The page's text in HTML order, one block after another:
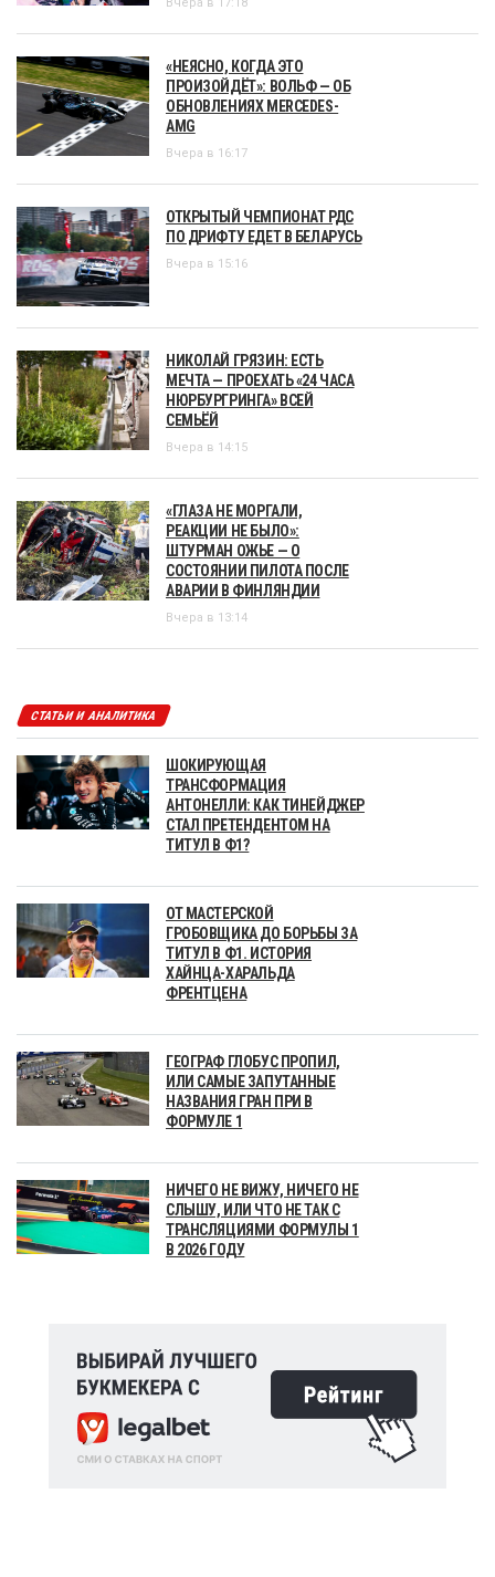
«НЕЯСНО, КОГДА ЭТО
ПРОИЗОЙДЁТ»: ВОЛЬФ — ОБ
ОБНОВЛЕНИЯХ MERCEDES-
AMG
Вчера в 16:17
ОТКРЫТЫЙ ЧЕМПИОНАТ РДС
ПО ДРИФТУ ЕДЕТ В БЕЛАРУСЬ
Вчера в 15:16
НИКОЛАЙ ГРЯЗИН: ЕСТЬ
МЕЧТА — ПРОЕХАТЬ «24 ЧАСА
НЮРБУРГРИНГА» ВСЕЙ
СЕМЬЁЙ
Вчера в 14:15
«ГЛАЗА НЕ МОРГАЛИ,
РЕАКЦИИ НЕ БЫЛО»:
ШТУРМАН ОЖЬЕ — О
СОСТОЯНИИ ПИЛОТА ПОСЛЕ
АВАРИИ В ФИНЛЯНДИИ
Вчера в 13:14
СТАТЬИ И АНАЛИТИКА
ШОКИРУЮЩАЯ
ТРАНСФОРМАЦИЯ
АНТОНЕЛЛИ: КАК ТИНЕЙДЖЕР
СТАЛ ПРЕТЕНДЕНТОМ НА
ТИТУЛ В Ф1?
ОТ МАСТЕРСКОЙ
ГРОБОВЩИКА ДО БОРЬБЫ ЗА
ТИТУЛ В Ф1. ИСТОРИЯ
ХАЙНЦА-ХАРАЛЬДА
ФРЕНТЦЕНА
ГЕОГРАФ ГЛОБУС ПРОПИЛ,
ИЛИ САМЫЕ ЗАПУТАННЫЕ
НАЗВАНИЯ ГРАН ПРИ В
ФОРМУЛЕ 1
НИЧЕГО НЕ ВИЖУ, НИЧЕГО НЕ
СЛЫШУ, ИЛИ ЧТО НЕ ТАК С
ТРАНСЛЯЦИЯМИ ФОРМУЛЫ 1
В 2026 ГОДУ